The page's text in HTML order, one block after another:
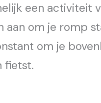
een activiteit
aan om je romp
om je
fietst.